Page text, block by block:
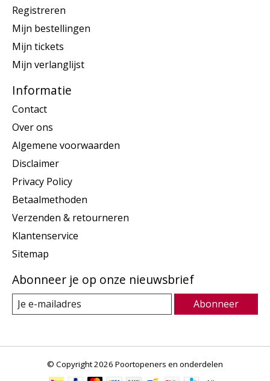
Registreren
Mijn bestellingen
Mijn tickets
Mijn verlanglijst
Informatie
Contact
Over ons
Algemene voorwaarden
Disclaimer
Privacy Policy
Betaalmethoden
Verzenden & retourneren
Klantenservice
Sitemap
Abonneer je op onze nieuwsbrief
Abonneer
© Copyright 2026 Poortopeners en onderdelen